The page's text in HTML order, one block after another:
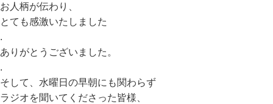
お人柄が伝わり、
とても感激いたしました
.
ありがとうございました。
.
そして、水曜日の早朝にも関わらず
ラジオを聞いてくださった皆様、